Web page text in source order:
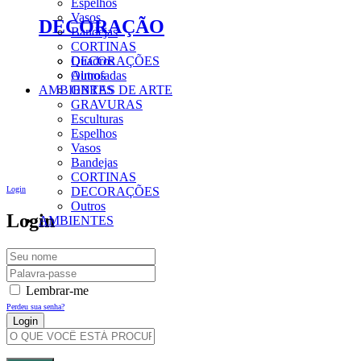
Vasos
Bandejas
CORTINAS
DECORAÇÕES
Outros
AMBIENTES
Login
Login
Lembrar-me
Perdeu sua senha?
Criar Uma Conta
DECORAÇÃO
Quadros
Almofadas
OBRAS DE ARTE
GRAVURAS
Esculturas
Espelhos
Vasos
Bandejas
CORTINAS
DECORAÇÕES
Outros
AMBIENTES